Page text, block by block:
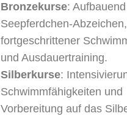
Bronzekurse:
Seepferdchen-
fortgeschrittener
und Ausdauertraining.
Silberkurse:
Schwimmfähigkeiten und
Vorbereitung auf das